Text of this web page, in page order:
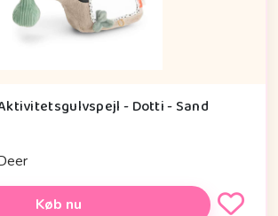
- Dotti - Sand
Køb nu